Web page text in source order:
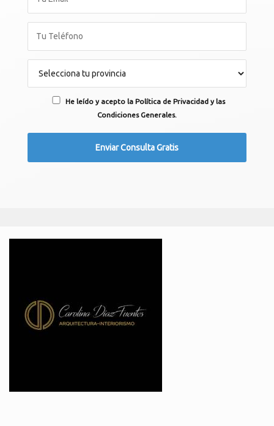
He leído y acepto la Política de Privacidad y las
Condiciones Generales.